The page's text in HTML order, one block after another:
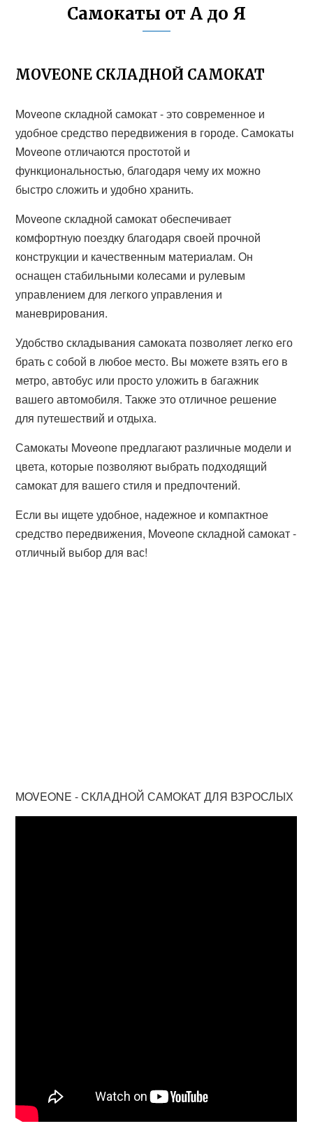
Самокаты от А до Я
MOVEONE СКЛАДНОЙ САМОКАТ
Moveone складной самокат - это современное и
удобное средство передвижения в городе. Самокаты
Moveone отличаются простотой и
функциональностью, благодаря чему их можно
быстро сложить и удобно хранить.
Moveone складной самокат обеспечивает
комфортную поездку благодаря своей прочной
конструкции и качественным материалам. Он
оснащен стабильными колесами и рулевым
управлением для легкого управления и
маневрирования.
Удобство складывания самоката позволяет легко его
брать с собой в любое место. Вы можете взять его в
метро, автобус или просто уложить в багажник
вашего автомобиля. Также это отличное решение
для путешествий и отдыха.
Самокаты Moveone предлагают различные модели и
цвета, которые позволяют выбрать подходящий
самокат для вашего стиля и предпочтений.
Если вы ищете удобное, надежное и компактное
средство передвижения, Moveone складной самокат -
отличный выбор для вас!
MOVEONE - СКЛАДНОЙ САМОКАТ ДЛЯ ВЗРОСЛЫХ